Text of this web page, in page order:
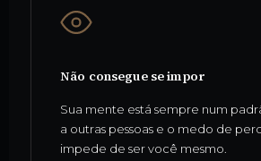
Não consegue se impor
Sua mente está sempre num
a outras pessoas e o medo de
impede de ser você mesmo.